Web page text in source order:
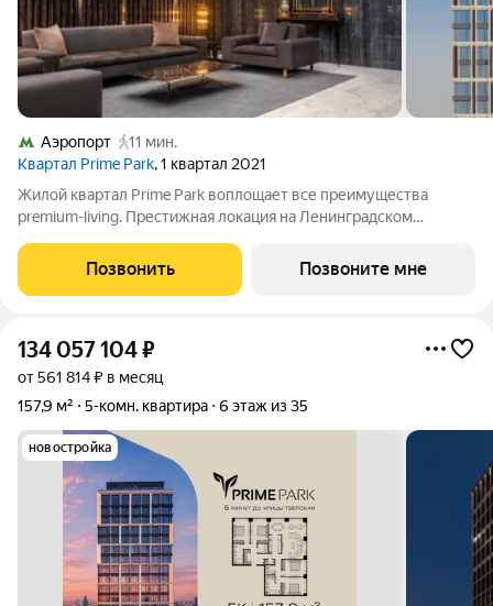
Аэропорт
11 мин.
Квартал Prime Park, 1 квартал 2021
Жилой квартал Prime Park воплощает все преимущества
premium-living. Престижная локация на Ленинградском
и Белой площади, - 20 мин. до аэропорта «Шереметьево» или
«Москва-Сити», - 4 парка
Позвонить Позвоните мне
134 057 104₽
от 561 814 ₽ в месяц
157,9 м²
5-комн. квартира 6 этаж из 35
новостройка